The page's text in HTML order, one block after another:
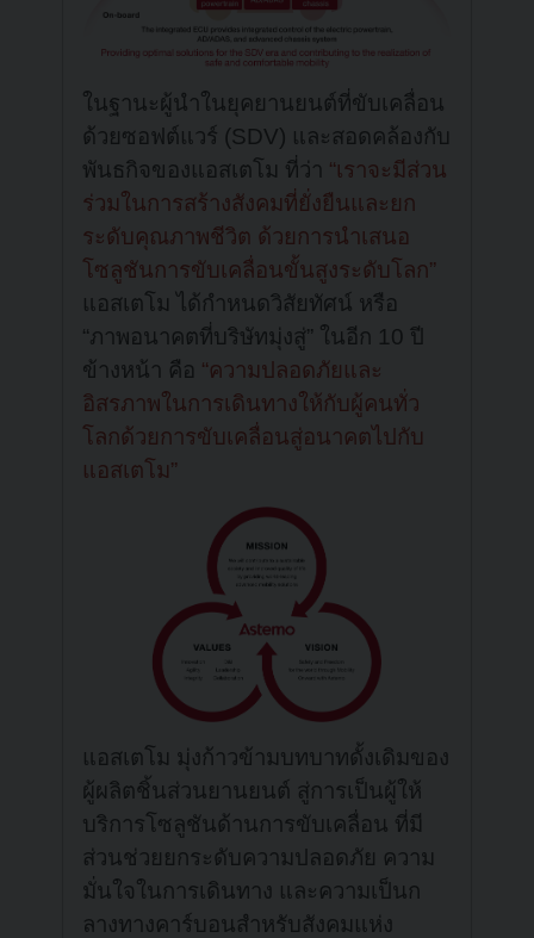
ในฐานะผู้นำในยุคยานยนต์ที่ขับเคลื่อน
ด้วยซอฟต์แวร์ (SDV) และสอดคล้องกับ
พันธกิจของแอสเตโม ที่ว่า “เราจะมีส่วน
ร่วมในการสร้างสังคมที่ยั่งยืนและยก
ระดับคุณภาพชีวิต ด้วยการนำเสนอ
โซลูชันการขับเคลื่อนขั้นสูงระดับโลก”
แอสเตโม ได้กำหนดวิสัยทัศน์ หรือ
“ภาพอนาคตที่บริษัทมุ่งสู่” ในอีก 10 ปี
ข้างหน้า คือ “ความปลอดภัยและ
อิสรภาพในการเดินทางให้กับผู้คนทั่ว
โลกด้วยการขับเคลื่อนสู่อนาคตไปกับ
แอสเตโม”
แอสเตโม มุ่งก้าวข้ามบทบาทดั้งเดิมของ
ผู้ผลิตชิ้นส่วนยานยนต์ สู่การเป็นผู้ให้
บริการโซลูชันด้านการขับเคลื่อน ที่มี
ส่วนช่วยยกระดับความปลอดภัย ความ
มั่นใจในการเดินทาง และความเป็นก
ลางทางคาร์บอนสำหรับสังคมแห่ง